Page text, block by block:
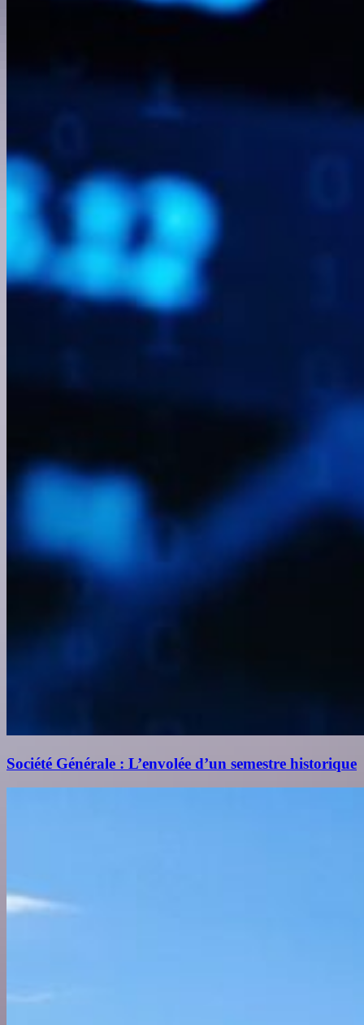
Société Générale : L’envolée d’un semestre historique